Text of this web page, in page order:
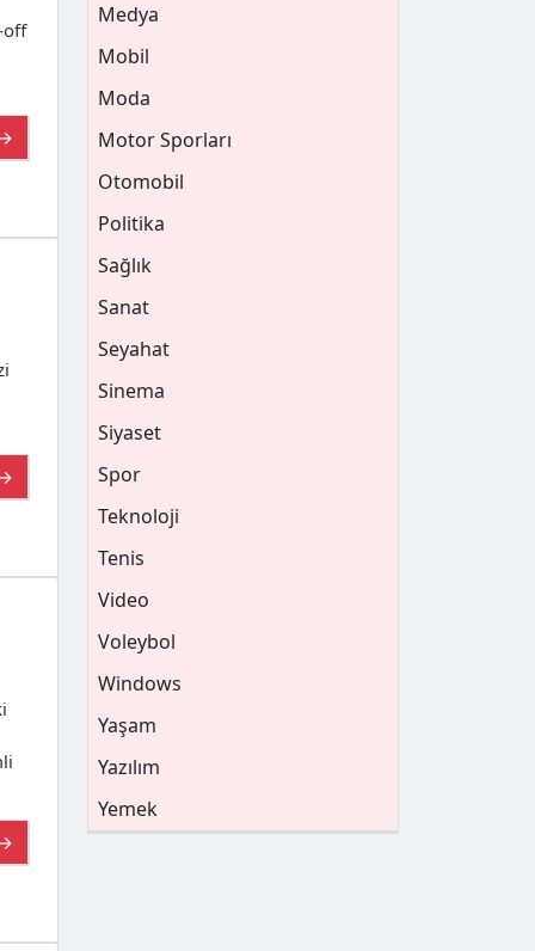
off
Medya
Mobil
Moda
Motor Sporları
Otomobil
Politika
Sağlık
Sanat
Seyahat
Sinema
Siyaset
Spor
Teknoloji
Tenis
Video
Voleybol
Windows
Yaşam
Yazılım
Yemek